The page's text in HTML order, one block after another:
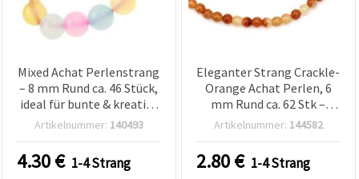
Mixed Achat Perlenstrang
– 8 mm Rund ca. 46 Stück,
ideal für bunte & kreative
Schmuckbastel-Projekte
Artikelnummer: 140493
4.30€ 1-4 Strang
Eleganter Strang Crackle-
Orange Achat Perlen, 6
mm Rund ca. 62 Stk –
Perfekt für stilvolle
Bastelprojekte
Artikelnummer: 144582
2.80€ 1-4 Strang